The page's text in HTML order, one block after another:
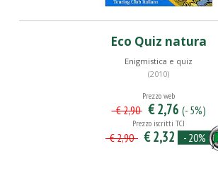
Eco Quiz natura
Enigmistica e quiz
(2010)
Prezzo web
€ 2,90 € 2,76 (- 5%)
Prezzo iscritti TCI
€ 2,90 € 2,32 - 20%